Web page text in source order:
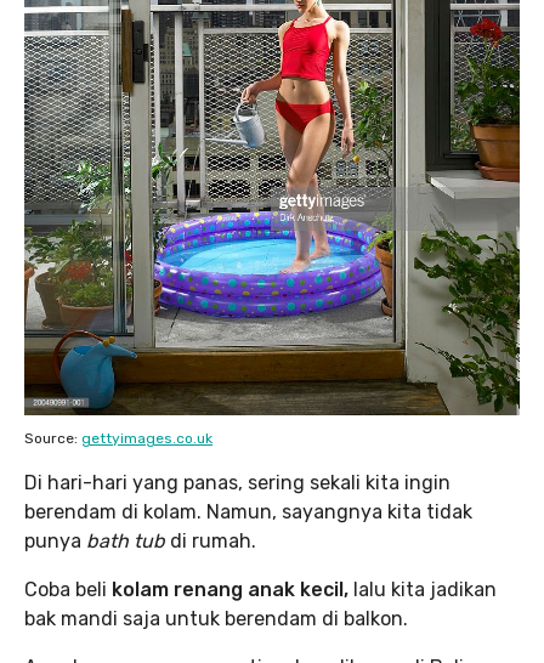
Source: gettyimages.co.uk
Di hari-hari yang panas, sering sekali kita ingin
berendam di kolam. Namun, sayangnya kita tidak
punya bath tub di rumah.
Coba beli kolam renang anak kecil, lalu kita jadikan
bak mandi saja untuk berendam di balkon.